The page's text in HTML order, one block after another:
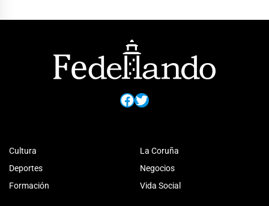
Facebook
Twitter
Cultura
Deportes
Formación
La Coruña
Negocios
Vida Social